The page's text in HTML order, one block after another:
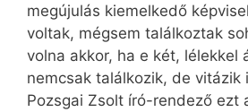
megújulás kiemelkedő
voltak, mégsem találkoztak
volna akkor, ha e két, lélekkel
nemcsak találkozik, de vitázik
Pozsgai Zsolt író-rendező ezt